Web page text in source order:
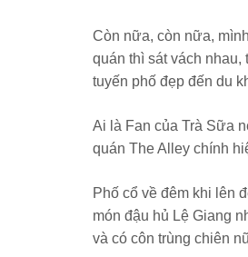
Còn nữa, còn nữa,
quán thì sát vách nhau,
tuyến phố đẹp đến du
Ai là Fan của Trà Sữa
quán The Alley chính
Phố cổ về đêm khi lên
món đậu hủ Lệ Giang
và có côn trùng chiên